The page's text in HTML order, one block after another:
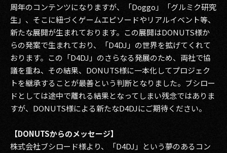
周年のコンテンツになりますが、「Doggo」「グルミク研究
生」、そこに紐づくゲームエピソードやリアルイベント等、
新たな展開が生まれております。この展開はDONUTS様か
らの発案で生まれており、「D4DJ」の世界を拡げてくれて
おります。この「D4DJ」のさらなる発展のため、両社で協
議を重ね、その結果、DONUTS様に一本化してプロジェク
トを継承することが最善という判断となりました。ブシロー
ドとしては途中で離れる結果となってしまい残念ではありま
すが、DONUTS様による新たなD4DJにご期待ください。
【DONUTSからのメッセージ】
株式会社ブシロード様より、「D4DJ」という夢のあるコン